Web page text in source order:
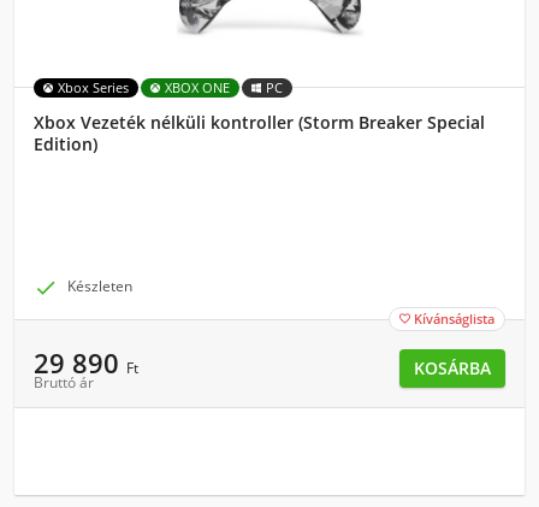
Xbox Series XBOX ONE PC
Xbox Vezeték nélküli kontroller (Storm Breaker Special
Edition)
 Készleten
 Kívánságlista
29 890 Ft
Bruttó ár
KOSÁRBA